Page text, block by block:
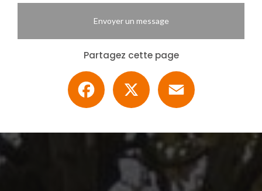
Envoyer un message
Partagez cette page
Facebook